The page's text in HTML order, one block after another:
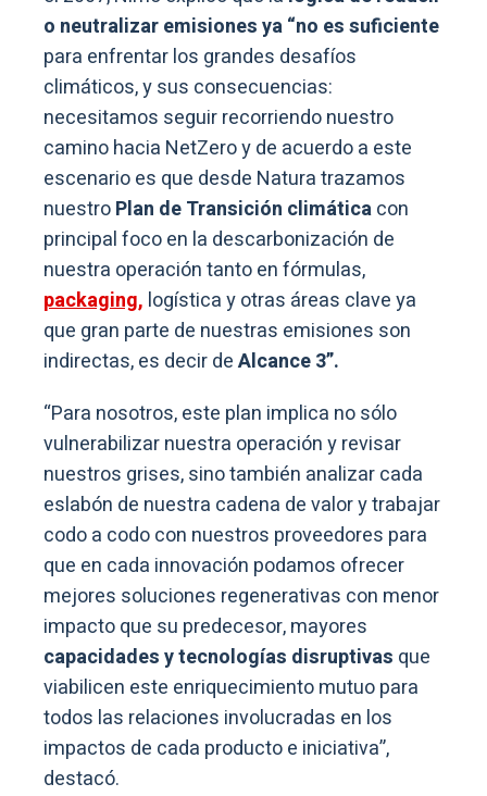
o neutralizar emisiones ya “no es suficiente
para enfrentar los grandes desafíos
climáticos, y sus consecuencias:
necesitamos seguir recorriendo nuestro
camino hacia NetZero y de acuerdo a este
escenario es que desde Natura trazamos
nuestroPlan de Transición climáticacon
principal foco en la descarbonización de
nuestra operación tanto en fórmulas,
packaging, logística y otras áreas clave ya
que gran parte de nuestras emisiones son
indirectas, es decir deAlcance 3”.
“Para nosotros, este plan implica no sólo
vulnerabilizar nuestra operación y revisar
nuestros grises, sino también analizar cada
eslabón de nuestra cadena de valor y trabajar
codo a codo con nuestros proveedores para
que en cada innovación podamos ofrecer
mejores soluciones regenerativas con menor
impacto que su predecesor, mayores
capacidades y tecnologías disruptivas que
viabilicen este enriquecimiento mutuo para
todos las relaciones involucradas en los
impactos de cada producto e iniciativa”,
destacó.